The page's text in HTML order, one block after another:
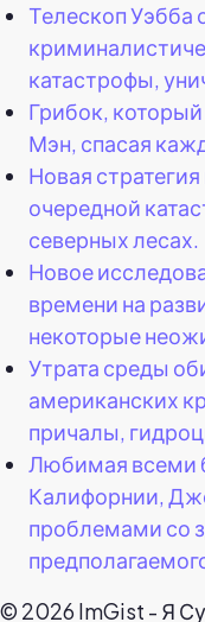
Телескоп Уэбба
катастрофы,
Грибок,
Мэн, спасая
Новая
очередной
северных лесах.
Новое
времени на
некоторые
Утрата среды
американских
причалы,
Любимая всеми
Калифорнии,
проблемами со
© 2026 ImGist - Я